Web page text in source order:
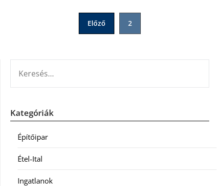
Előző 2
Kategóriák
Építőipar
Étel-Ital
Ingatlanok